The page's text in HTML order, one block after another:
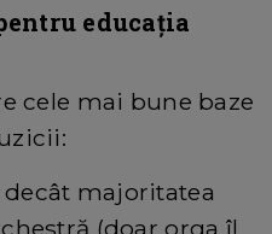
educația
cele mai bune baze
majoritatea
(doar orga îl